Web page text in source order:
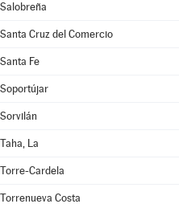
Salobreña
Santa Cruz del Comercio
Santa Fe
Soportújar
Sorvilán
Taha, La
Torre-Cardela
Torrenueva Costa